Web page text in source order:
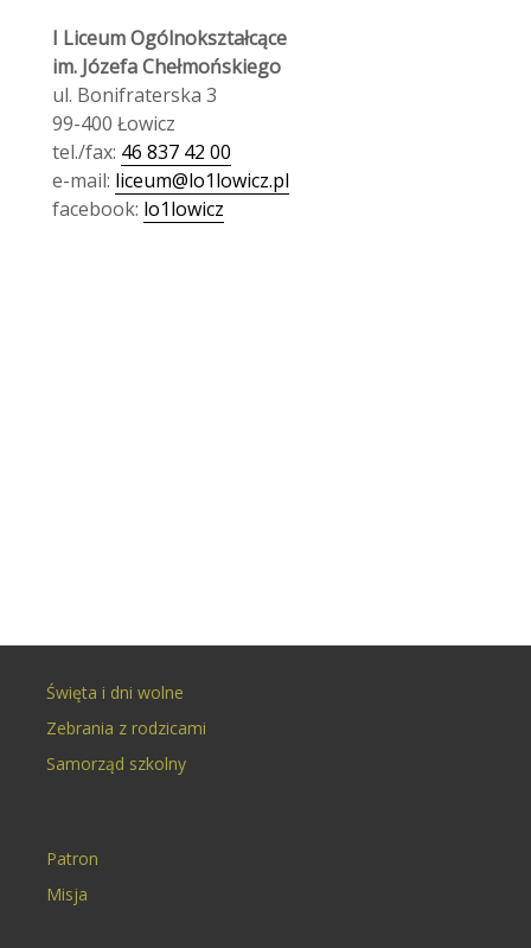
I Liceum Ogólnokształcące
im. Józefa Chełmońskiego
ul. Bonifraterska 3
99-400 Łowicz
tel./fax: 46 837 42 00
e-mail: liceum@lo1lowicz.pl
facebook: lo1lowicz
Święta i dni wolne
Zebrania z rodzicami
Samorząd szkolny
Patron
Misja